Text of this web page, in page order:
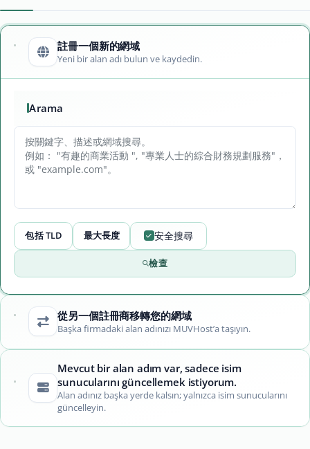
註冊一個新的網域
Yeni bir alan adı bulun ve kaydedin.
Arama
包括 TLD 最大長度 安全搜尋
檢查
從另一個註冊商移轉您的網域
Başka firmadaki alan adınızı MUVHost’a taşıyın.
Mevcut bir alan adım var, sadece isim
sunucularını güncellemek istiyorum.
Alan adınız başka yerde kalsın; yalnızca isim sunucularını
güncelleyin.